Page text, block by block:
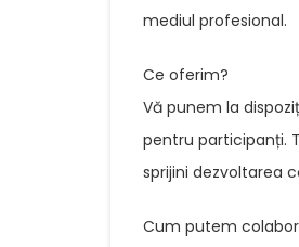
mediul profesional.
Ce oferim?
Vă punem la
pentru participanți.
sprijini dezvoltarea
Cum putem